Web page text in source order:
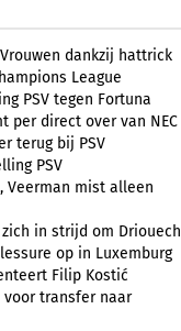
dankzij hattrick
League
PSV tegen Fortuna
per direct over van NEC
terug bij PSV
PSV
Veerman mist alleen
in strijd om Driouech
op in Luxemburg
Filip Kostić
transfer naar